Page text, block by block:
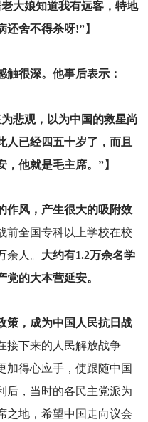
大娘知道我有远客，特地
舍不得杀呀!”】
触很深。他事后表示：
悲观，以为中国的救星尚
人已经四五十岁了，而且
他就是毛主席。”】
作风，产生很大的吸附效
前全国专科以上学校在校
余人。 大约有1.2万余名学
的大本营延安。
策，成为中国人民抗日战
接下来的人民解放战争
加得心应手，使跟随中国
后，当时的各民主党派为
之地，希望中国走向议会